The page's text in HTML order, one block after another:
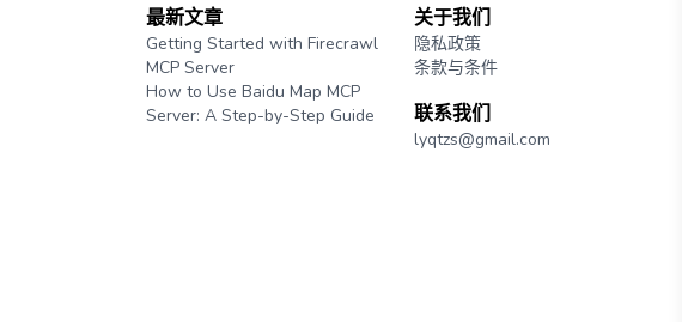
最新文章
Getting Started with Firecrawl
MCP Server
How to Use Baidu Map MCP
Server: A Step-by-Step Guide
关于我们
隐私政策
条款与条件
联系我们
lyqtzs@gmail.com